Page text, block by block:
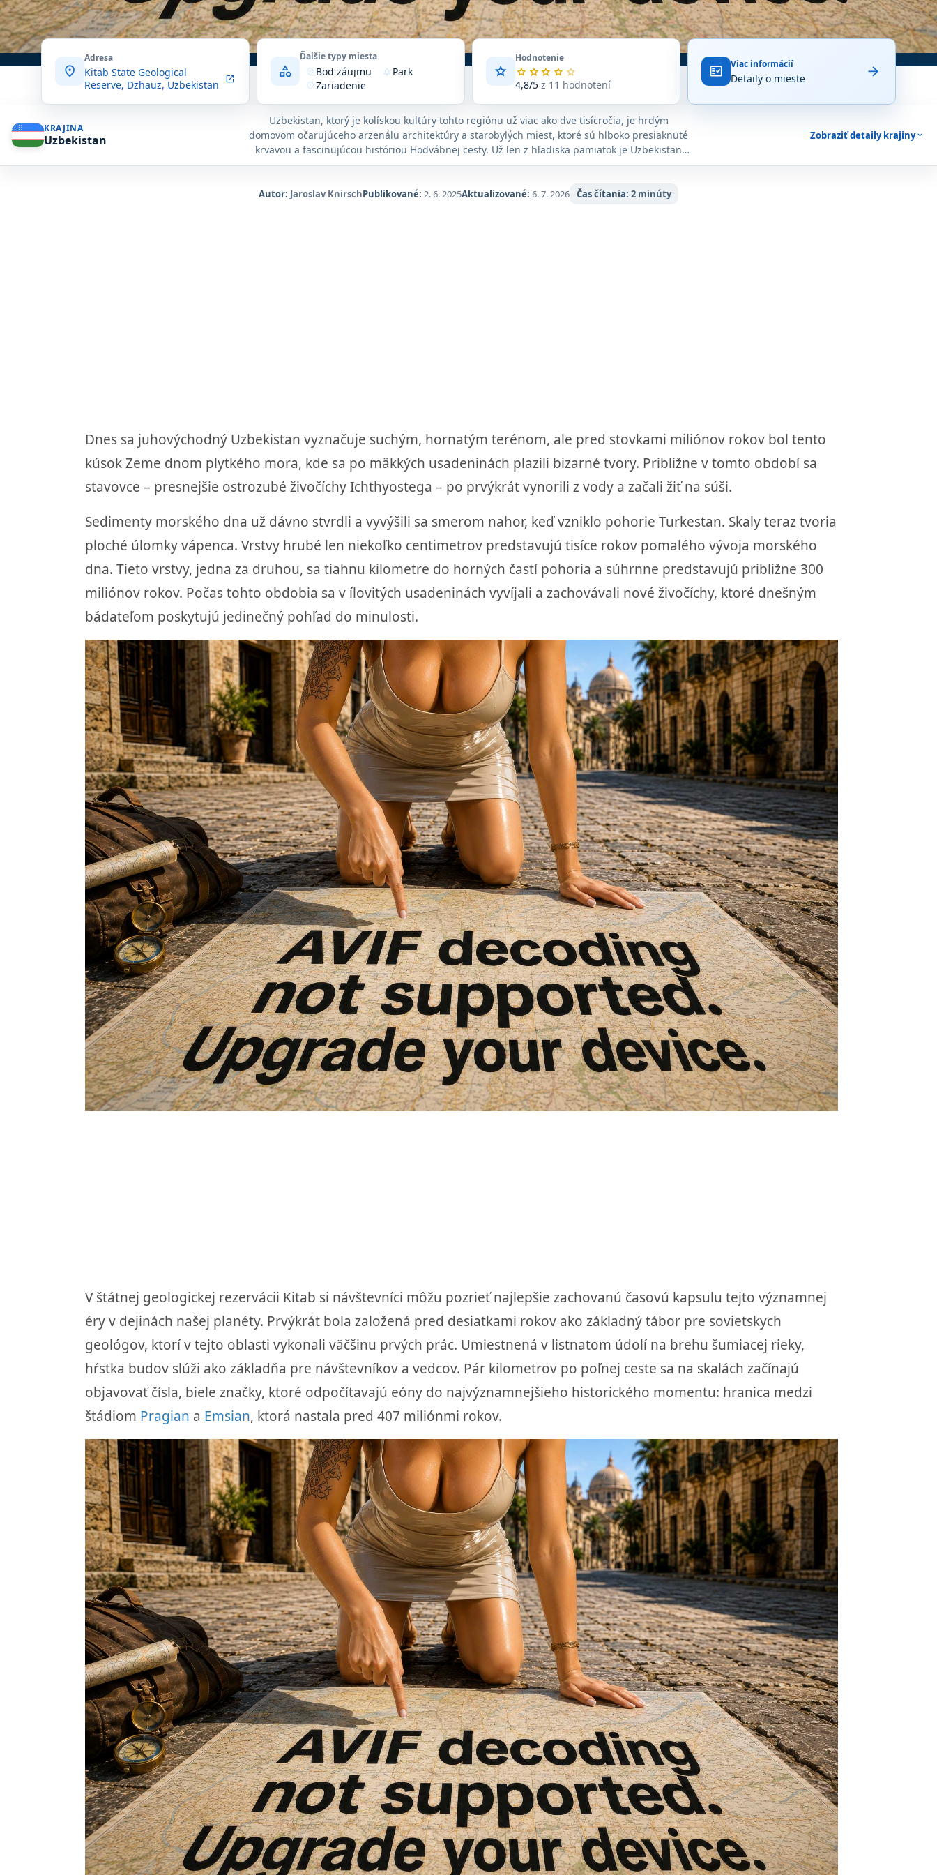
location_on
Adresa
Kitab State Geological
Reserve, Dzhauz, Uzbekistan
open_in_new category
Ďalšie typy miesta
where_to_vote Bod záujmu park Park
location_onZariadenie
star
Hodnotenie
star star star star star
4,8/5z 11 hodnotení
Priemerné
hodnotenie
5
na
základe
Google
fact_check Viac informácií
Detaily o mieste arrow_forward
KRAJINA
Uzbekistan
Uzbekistan, ktorý je kolískou kultúry tohto regiónu už viac ako dve tisícročia, je hrdým
domovom očarujúceho arzenálu architektúry a starobylých miest, ktoré sú hlboko presiaknuté
krvavou a fascinujúcou históriou Hodvábnej cesty. Už len z hľadiska pamiatok je Uzbekistan
najväčším lákadlom a najpôsobivejšou prehliadkou Strednej Ázie.
Zobraziť detaily krajinyexpand_more
Autor: Jaroslav KnirschPublikované: 2. 6. 2025Aktualizované: 6. 7. 2026 Čas čítania: 2 minúty
Dnes sa juhovýchodný Uzbekistan vyznačuje suchým, hornatým terénom, ale pred stovkami miliónov rokov bol tento
kúsok Zeme dnom plytkého mora, kde sa po mäkkých usadeninách plazili bizarné tvory. Približne v tomto období sa
stavovce – presnejšie ostrozubé živočíchy Ichthyostega – po prvýkrát vynorili z vody a začali žiť na súši.
Sedimenty morského dna už dávno stvrdli a vyvýšili sa smerom nahor, keď vzniklo pohorie Turkestan. Skaly teraz tvoria
ploché úlomky vápenca. Vrstvy hrubé len niekoľko centimetrov predstavujú tisíce rokov pomalého vývoja morského
dna. Tieto vrstvy, jedna za druhou, sa tiahnu kilometre do horných častí pohoria a súhrnne predstavujú približne 300
miliónov rokov. Počas tohto obdobia sa v ílovitých usadeninách vyvíjali a zachovávali nové živočíchy, ktoré dnešným
bádateľom poskytujú jedinečný pohľad do minulosti.
V štátnej geologickej rezervácii Kitab si návštevníci môžu pozrieť najlepšie zachovanú časovú kapsulu tejto významnej
éry v dejinách našej planéty. Prvýkrát bola založená pred desiatkami rokov ako základný tábor pre sovietskych
geológov, ktorí v tejto oblasti vykonali väčšinu prvých prác. Umiestnená v listnatom údolí na brehu šumiacej rieky,
hŕstka budov slúži ako základňa pre návštevníkov a vedcov. Pár kilometrov po poľnej ceste sa na skalách začínajú
objavovať čísla, biele značky, ktoré odpočítavajú eóny do najvýznamnejšieho historického momentu: hranica medzi
štádiom Pragian a Emsian, ktorá nastala pred 407 miliónmi rokov.